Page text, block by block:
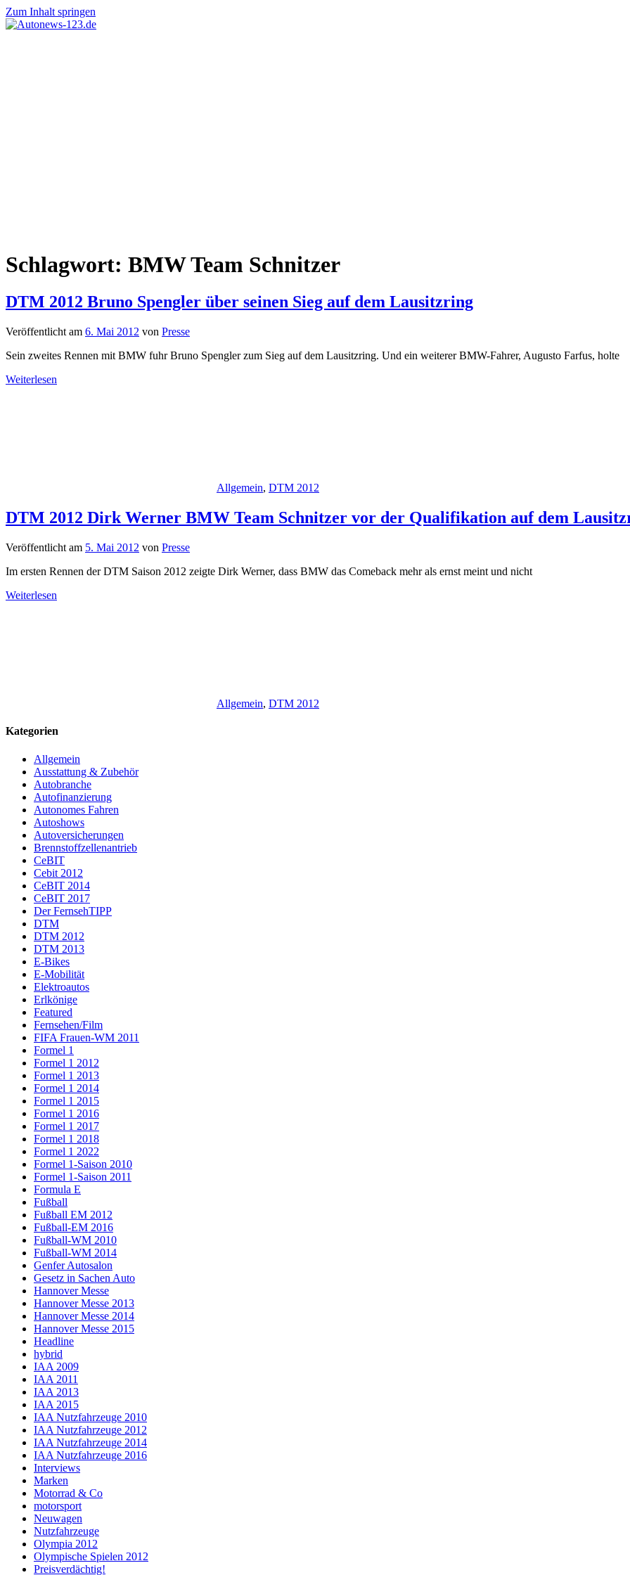
Zum Inhalt springen
Schlagwort: BMW Team Schnitzer
DTM 2012 Bruno Spengler über seinen Sieg auf dem Lausitzring
Veröffentlicht am 6. Mai 2012 von Presse
Sein zweites Rennen mit BMW fuhr Bruno Spengler zum Sieg auf dem Lausitzring. Und ein weiterer BMW-Fahrer, Augusto Farfus, holte
Weiterlesen
Allgemein, DTM 2012
DTM 2012 Dirk Werner BMW Team Schnitzer vor der Qualifikation auf dem
Veröffentlicht am 5. Mai 2012 von Presse
Im ersten Rennen der DTM Saison 2012 zeigte Dirk Werner, dass BMW das Comeback mehr als ernst meint und nicht
Weiterlesen
Allgemein, DTM 2012
Kategorien
Allgemein
Ausstattung & Zubehör
Autobranche
Autofinanzierung
Autonomes Fahren
Autoshows
Autoversicherungen
Brennstoffzellenantrieb
CeBIT
Cebit 2012
CeBIT 2014
CeBIT 2017
Der FernsehTIPP
DTM
DTM 2012
DTM 2013
E-Bikes
E-Mobilität
Elektroautos
Erlkönige
Featured
Fernsehen/Film
FIFA Frauen-WM 2011
Formel 1
Formel 1 2012
Formel 1 2013
Formel 1 2014
Formel 1 2015
Formel 1 2016
Formel 1 2017
Formel 1 2018
Formel 1 2022
Formel 1-Saison 2010
Formel 1-Saison 2011
Formula E
Fußball
Fußball EM 2012
Fußball-EM 2016
Fußball-WM 2010
Fußball-WM 2014
Genfer Autosalon
Gesetz in Sachen Auto
Hannover Messe
Hannover Messe 2013
Hannover Messe 2014
Hannover Messe 2015
Headline
hybrid
IAA 2009
IAA 2011
IAA 2013
IAA 2015
IAA Nutzfahrzeuge 2010
IAA Nutzfahrzeuge 2012
IAA Nutzfahrzeuge 2014
IAA Nutzfahrzeuge 2016
Interviews
Marken
Motorrad & Co
motorsport
Neuwagen
Nutzfahrzeuge
Olympia 2012
Olympische Spielen 2012
Preisverdächtig!